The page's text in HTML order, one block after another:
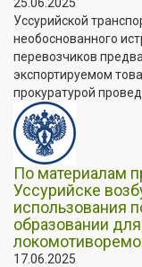
Уссурийской
необоснованного
перевозчиков
экспортируемом
прокуратурой
По материалам
Уссурийске
использования
образовании
17.06.2025